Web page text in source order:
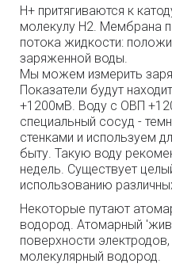
H+ притягиваются к
молекулу H2. Мембрана
потока жидкости:
заряженной воды.
Мы можем измерить
Показатели будут
+1200мВ. Воду с ОВП
специальный сосуд -
стенками и используем
быту. Такую воду
недель. Существует
использованию
Некоторые путают
водород. Атомарный
поверхности
молекулярный водород.